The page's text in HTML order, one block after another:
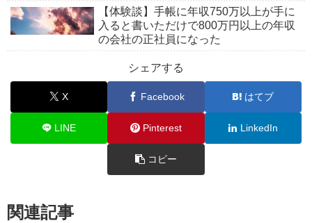
【体験談】手帳に年収750万以上が手に
入ると書いただけで800万円以上の年収
の会社の正社員になった
シェアする
X Facebook はてブ
LINE Pinterest LinkedIn
コピー
関連記事